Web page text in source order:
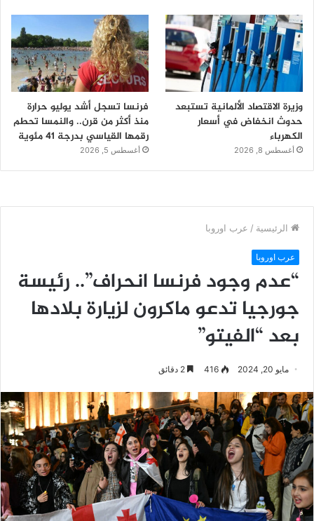
وزيرة الاقتصاد الألمانية تستبعد
حدوث انخفاض في أسعار
الكهرباء
أغسطس 8, 2026
فرنسا تسجل أشد يوليو حرارة
منذ أكثر من قرن.. والنمسا تحطم
رقمها القياسي بدرجة 41 مئوية
أغسطس 5, 2026